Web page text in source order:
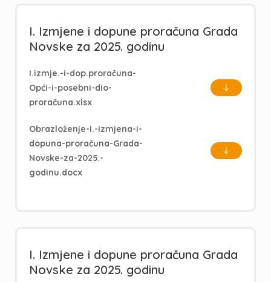
I. Izmjene i dopune proračuna Grada
Novske za 2025. godinu
I.izmje.-i-dop.proračuna-
Opći-i-posebni-dio-
proračuna.xlsx
Obrazloženje-I.-izmjena-i-
dopuna-proračuna-Grada-
Novske-za-2025.-
godinu.docx
I. Izmjene i dopune proračuna Grada
Novske za 2025. godinu